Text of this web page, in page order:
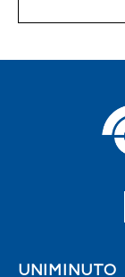
UNIMINUTO